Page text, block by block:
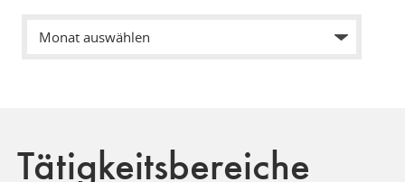
Tätigkeitsbereiche